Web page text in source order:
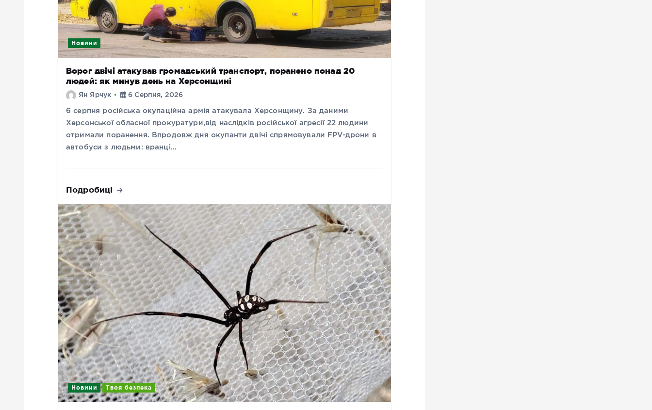
Новини
Ворог двічі атакував громадський транспорт, поранено понад 20
людей: як минув день на Херсонщині
Ян Ярчук 6 Серпня, 2026
6 серпня російська окупаційна армія атакувала Херсонщину. За даними
Херсонської обласної прокуратури,від наслідків російської агресії 22 людини
отримали поранення. Впродовж дня окупанти двічі спрямовували FPV-дрони в
автобуси з людьми: вранці…
Подробиці
Новини Твоя безпека